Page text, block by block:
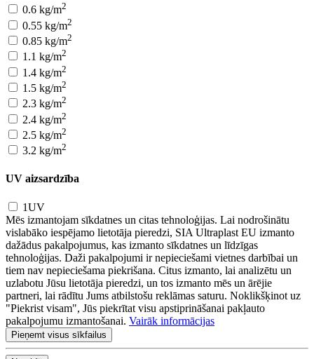
0.6 kg/m2
0.55 kg/m2
0.85 kg/m2
1.1 kg/m2
1.4 kg/m2
1.5 kg/m2
2.3 kg/m2
2.4 kg/m2
2.5 kg/m2
3.2 kg/m2
UV aizsardzība
1UV
Mēs izmantojam sīkdatnes un citas tehnoloģijas. Lai nodrošinātu
vislabāko iespējamo lietotāja pieredzi, SIA Ultraplast EU izmanto
dažādus pakalpojumus, kas izmanto sīkdatnes un līdzīgas
tehnoloģijas. Daži pakalpojumi ir nepieciešami vietnes darbībai un
tiem nav nepieciešama piekrišana. Citus izmanto, lai analizētu un
uzlabotu Jūsu lietotāja pieredzi, un tos izmanto mēs un ārējie
partneri, lai rādītu Jums atbilstošu reklāmas saturu. Noklikšķinot uz
"Piekrist visam", Jūs piekrītat visu apstiprināšanai pakļauto
pakalpojumu izmantošanai. Vairāk informācijas
Pieņemt visus sīkfailus